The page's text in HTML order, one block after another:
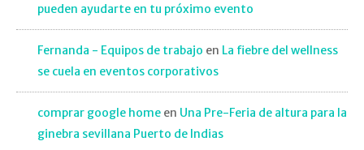
pueden ayudarte en tu próximo evento
Fernanda - Equipos de trabajo en La fiebre del wellness
se cuela en eventos corporativos
comprar google home en Una Pre-Feria de altura para la
ginebra sevillana Puerto de Indias